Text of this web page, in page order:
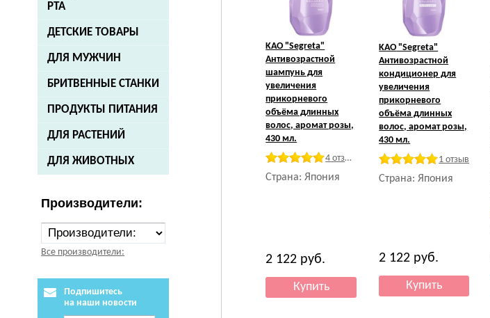
РТА
ДЕТСКИЕ ТОВАРЫ
ДЛЯ МУЖЧИН
БРИТВЕННЫЕ СТАНКИ
ПРОДУКТЫ ПИТАНИЯ
ДЛЯ РАСТЕНИЙ
ДЛЯ ЖИВОТНЫХ
Производители:
Все производители:
Подпишитесь
на наши новости
KAO"Segreta"
Антивозрастной
шампунь для
увеличения
прикорневого
объёма длинных
волос, аромат розы,
430 мл.
4 отзыва
Страна: Япония
2 122 руб.
KAO"Segreta"
Антивозрастной
кондиционер для
увеличения
прикорневого
объёма длинных
волос, аромат розы,
430 мл.
1 отзыв
Страна: Япония
2 122 руб.